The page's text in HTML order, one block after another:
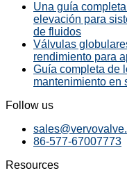
Una guía
elevación para
de fluidos
Válvulas
rendimiento para
Guía completa de
mantenimiento en
Follow us
86-577-67007773
Resources